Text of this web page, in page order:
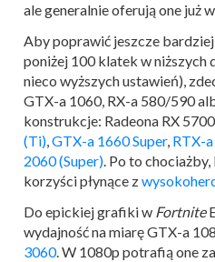
ale generalnie oferują one już
Aby poprawić jeszcze
poniżej 100 klatek w niższych
nieco wyższych ustawień),
GTX-a 1060, RX-a 580/590
konstrukcje: Radeona RX
(Ti),GTX-a 1660 Super, RTX-
2060 (Super). Po to
korzyści płynące z
Do epickiej grafiki w Fortnite
wydajność na miarę GTX-a
3060. W 1080p potrafią one